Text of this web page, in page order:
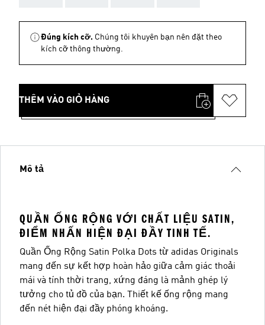
Đúng kích cỡ. Chúng tôi khuyên bạn nên đặt theo
kích cỡ thông thường.
THÊM VÀO GIỎ HÀNG
Mô tả
QUẦN ỐNG RỘNG VỚI CHẤT LIỆU SATIN,
ĐIỂM NHẤN HIỆN ĐẠI ĐẦY TINH TẾ.
Quần Ống Rộng Satin Polka Dots từ adidas Originals
mang đến sự kết hợp hoàn hảo giữa cảm giác thoải
mái và tính thời trang, xứng đáng là mảnh ghép lý
tưởng cho tủ đồ của bạn. Thiết kế ống rộng mang
đến nét hiện đại đầy phóng khoáng.